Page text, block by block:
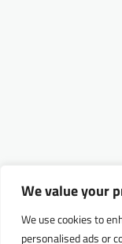
We value your
We use cookies to
personalised ads or